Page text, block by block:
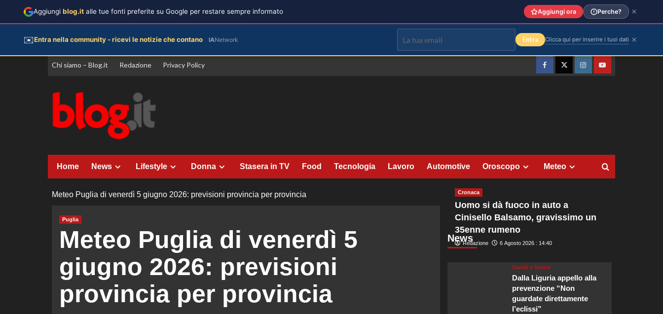
Vai
Chi siamo – Blog.it Redazione Privacy Policy
FacebookTwitterInstagramYouTube
Home News Lifestyle Donna Stasera in TV Food Tecnologia Lavoro Automotive Oroscopo Meteo
Meteo Puglia di venerdì 5 giugno 2026: previsioni provincia per provincia
Puglia
Meteo Puglia di venerdì 5
giugno 2026: previsioni
provincia per provincia
News
Cronaca
Uomo si dà fuoco in auto a
Cinisello Balsamo, gravissimo un
35enne rumeno
Redazione 6 Agosto 2026 : 14:40
Sanità e Salute
Dalla Liguria appello alla
prevenzione “Non
guardate direttamente
l’eclissi”
Aggiungi blog.it alle tue fonti preferite su Google per restare sempre informato Aggiungi ora Perche?
✉️Entra nella community - ricevi le notizie che contano IANetwork Entra Clicca qui per inserire i tuoi dati